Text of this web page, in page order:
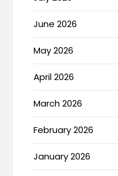
June 2026
May 2026
April 2026
March 2026
February 2026
January 2026